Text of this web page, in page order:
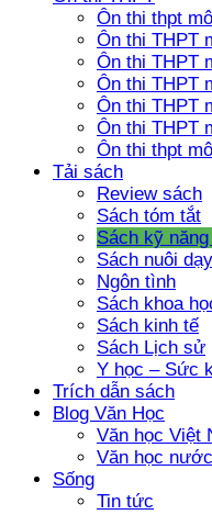
Ôn thi thpt
Ôn thi THPT
Ôn thi THPT
Ôn thi THPT
Ôn thi THPT
Ôn thi THPT
Ôn thi thpt
Tải sách
Review sách
Sách tóm tắt
Sách kỹ
Sách nuôi
Ngôn tình
Sách khoa
Sách kinh tế
Sách Lịch sử
Y học – Sức
Trích dẫn sách
Blog Văn Học
Văn học Việt
Văn học
Sống
Tin tức